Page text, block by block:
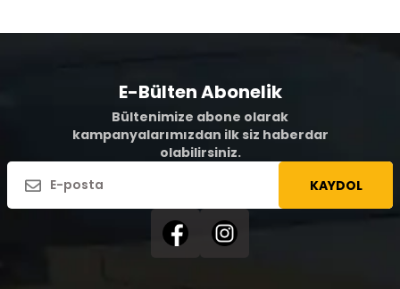
E-Bülten Abonelik
Bültenimize abone olarak
kampanyalarımızdan ilk siz haberdar
olabilirsiniz.
KAYDOL